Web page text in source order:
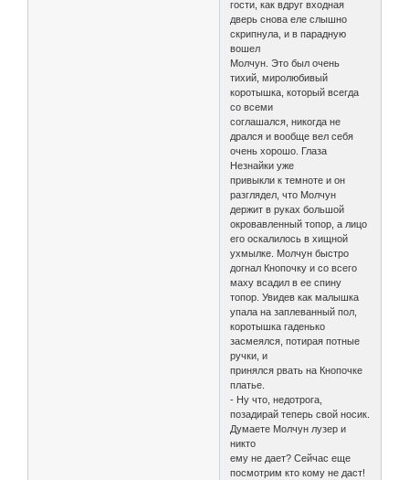
гости, как вдруг входная
дверь снова еле слышно
скрипнула, и в парадную
вошел
Молчун. Это был очень
тихий, миролюбивый
коротышка, который всегда
со всеми
соглашался, никогда не
дрался и вообще вел себя
очень хорошо. Глаза
Незнайки уже
привыкли к темноте и он
разглядел, что Молчун
держит в руках большой
окровавленный топор, а лицо
его оскалилось в хищной
ухмылке. Молчун быстро
догнал Кнопочку и со всего
маху всадил в ее спину
топор. Увидев как малышка
упала на заплеванный пол,
коротышка гаденько
засмеялся, потирая потные
ручки, и
принялся рвать на Кнопочке
платье.
- Ну что, недотрога,
позадирай теперь свой носик.
Думаете Молчун лузер и
никто
ему не дает? Сейчас еще
посмотрим кто кому не даст!